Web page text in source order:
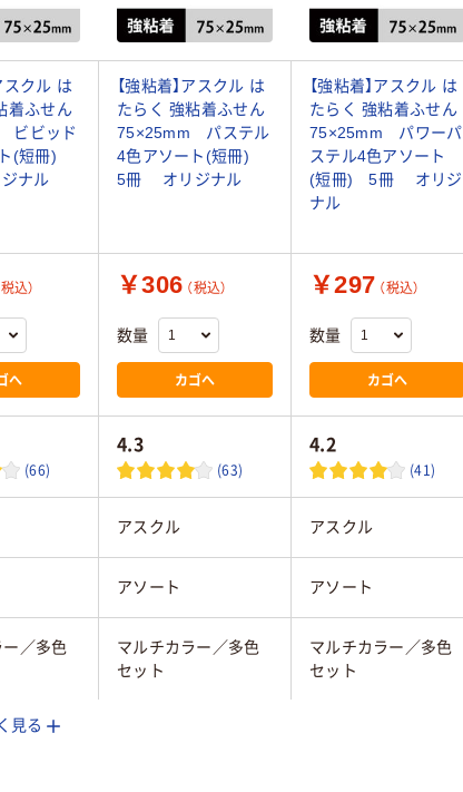
スクル は
着ふせん
ビビッド
(短冊)
ナル
【強粘着】アスクル は
たらく 強粘着ふせん
75×25mm パステル
4色アソート(短冊)
5冊 オリジナル
【強粘着】アスクル は
たらく 強粘着ふせん
75×25mm パワーパ
ステル4色アソート
(短冊) 5冊 オリジ
ナル
税込）
へ
￥306 （税込）
数量
カゴへ
￥297 （税込）
数量
カゴへ
(66)
4.3
(63)
4.2
(41)
アスクル アスクル
アソート アソート
／多色
マルチカラー／多色
セット
マルチカラー／多色
セット
ラー
見る